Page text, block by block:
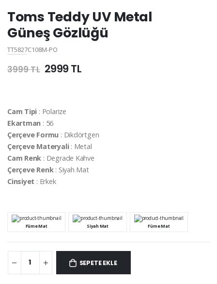
Toms Teddy UV Metal
Güneş Gözlüğü
TT5827C108M-PO
3999 TL 2999 TL
Cam Tipi : Polarize
Ekartman : 56
Çerçeve Formu : Dikdörtgen
Çerçeve Materyali: Metal
Cam Renk : Degrade Kahve
Çerçeve Renk: Siyah Mat
Cinsiyet : Erkek
Füme Mat Siyah Mat Füme Mat
SEPETE EKLE